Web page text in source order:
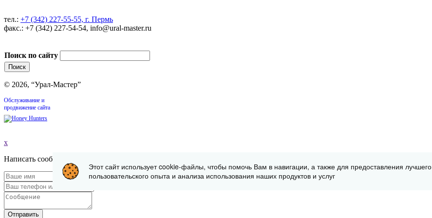
тел.: +7 (342) 227-55-55, г. Пермь
факс.: +7 (342) 227-54-54, info@ural-master.ru
Поиск по сайту
© 2026, “Урал-Мастер”
Обслуживание и
продвижение сайта
x
Написать сообщение
Отправить
Этот сайт использует cookie-файлы, чтобы помочь Вам в навигации, а также для предоставления лучшего
пользовательского опыта и анализа использования наших продуктов и услуг